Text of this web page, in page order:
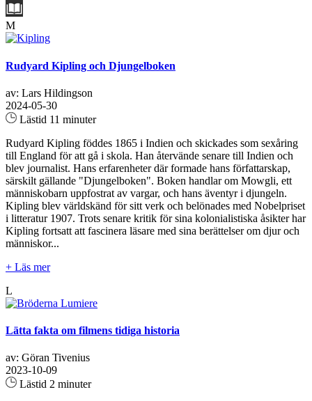
M
Rudyard Kipling och Djungelboken
av: Lars Hildingson
2024-05-30
Lästid 11 minuter
Rudyard Kipling föddes 1865 i Indien och skickades som sexåring
till England för att gå i skola. Han återvände senare till Indien och
blev journalist. Hans erfarenheter där formade hans författarskap,
särskilt gällande "Djungelboken". Boken handlar om Mowgli, ett
människobarn uppfostrat av vargar, och hans äventyr i djungeln.
Kipling blev världskänd för sitt verk och belönades med Nobelpriset
i litteratur 1907. Trots senare kritik för sina kolonialistiska åsikter har
Kipling fortsatt att fascinera läsare med sina berättelser om djur och
människor...
+ Läs mer
L
Lätta fakta om filmens tidiga historia
av: Göran Tivenius
2023-10-09
Lästid 2 minuter